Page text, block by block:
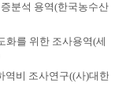
분석 용역(한국농수산
화를 위한 조사용역(세
역비 조사연구((사)대한